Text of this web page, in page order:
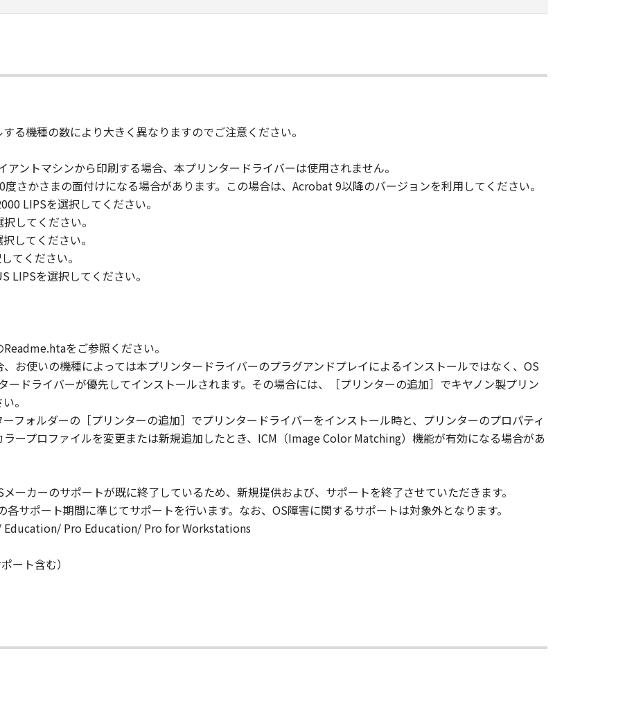
as expressly granted or permitted herein, and shall not assign, sublicense, sell, rent, lease,
party the Software. You shall not alter, translate or convert to another programming language,
reverse engineer the Software and you shall not have any third party to do so.
the title, ownership and intellectual property rights in and to the Software. Except as
or right, express or implied, is hereby conveyed or granted by Canon to you for any
licensors.
laws and restrictions and regulations of the country involved, and not to export or re-export,
violation of any such laws, restrictions and regulations, or without all necessary approvals.
OR AFFILIATES, THEIR DISTRIBUTORS, OR DEALERS NOR CANON'S LICENSORS ARE
HELPING YOU TO USE THE SOFTWARE. NO UPDATES, FIXES OR SUPPORTS WILL BE MADE
INDEMNITY
IMPLIED WARRANTIES OF MERCHANTABILITY AND FITNESS FOR A PARTICULAR PURPOSE.
AND PERFORMANCE OF THE SOFTWARE IS WITH YOU. SHOULD THE SOFTWARE PROVE
COST OF ALL NECESSARY SERVICING, REPAIR OR CORRECTION. SOME STATES OR LEGAL
EXCLUSION OF IMPLIED WARRANTIES, SO THE ABOVE EXCLUSION MAY NOT APPLY TO YOU.
LEGAL RIGHTS AND YOU MAY ALSO HAVE OTHER RIGHTS WHICH VARY FROM STATE TO
OR AFFILIATES, THEIR DISTRIBUTORS, OR DEALERS NOR CANON'S LICENSORS
OR ERROR FREE.
EVENT SHALL EITHER CANON, CANON'S SUBSIDIARIES OR AFFILIATES, THEIR
LICENSORS BE LIABLE FOR ANY DAMAGES WHATSOEVER (INCLUDING WITHOUT
LOSS OF BUSINESS INFORMATION, LOSS OF BUSINESS INTERRUPTION OR OTHER
DAMAGES) ARISING OUT OF THE SOFTWARE, USE THEREOF OR INABILITY TO
CANON, CANON'S SUBSIDIARIES OR AFFILIATES, THEIR DISTRIBUTORS, DEALERS OR
OF THE POSSIBILITY OF SUCH DAMAGES. SOME STATES OR LEGAL JURISDICTIONS DO
EXTENT PERMITTED BY APPLICABLE LAW, YOU HEREBY RELEASE CANON, CANON'S
DISTRIBUTORS, DEALERS AND CANON'S LICENSORS FROM ANY AND ALL LIABILITY
acceptance hereof by clicking the button indicating your acceptance as stated below or
in effect until terminated. You may terminate this Agreement by destroying the Software
る機種の数により大きく異なりますのでご注意ください。
アントマシンから印刷する場合、本プリンタードライバーは使用されません。
さかさまの面付けになる場合があります。この場合は、Acrobat 9以降のバージョンを利用してください。
LIPSを選択してください。
してください。
してください。
てください。
LIPSを選択してください。
をご参照ください。
お使いの機種によっては本プリンタードライバーのプラグアンドプレイによるインストールではなく、OS
ドライバーが優先してインストールされます。その場合には、［プリンターの追加］でキヤノン製プリン
。
フォルダーの［プリンターの追加］でプリンタードライバーをインストール時と、プリンターのプロパティ
ープロファイルを変更または新規追加したとき、ICM（Image Color Matching）機能が有効になる場合があ
ーカーのサポートが既に終了しているため、新規提供および、サポートを終了させていただきます。
サポート期間に準じてサポートを行います。なお、OS障害に関するサポートは対象外となります。
Education/ Pro Education/ Pro for Workstations
ート含む）